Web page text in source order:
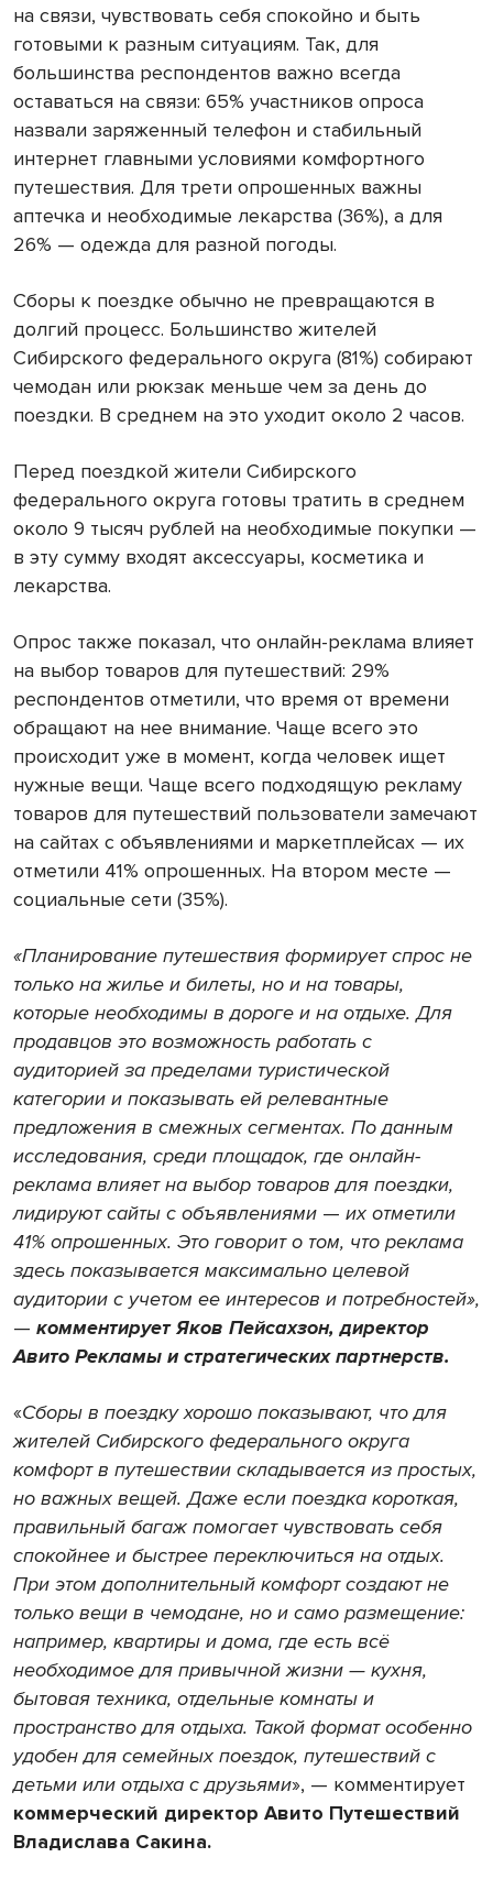
на связи, чувствовать себя спокойно и быть
готовыми к разным ситуациям. Так, для
большинства респондентов важно всегда
оставаться на связи: 65% участников опроса
назвали заряженный телефон и стабильный
интернет главными условиями комфортного
путешествия. Для трети опрошенных важны
аптечка и необходимые лекарства (36%), а для
26% — одежда для разной погоды.
Сборы к поездке обычно не превращаются в
долгий процесс. Большинство жителей
Сибирского федерального округа (81%) собирают
чемодан или рюкзак меньше чем за день до
поездки. В среднем на это уходит около 2 часов.
Перед поездкой жители Сибирского
федерального округа готовы тратить в среднем
около 9 тысяч рублей на необходимые покупки —
в эту сумму входят аксессуары, косметика и
лекарства.
Опрос также показал, что онлайн-реклама влияет
на выбор товаров для путешествий: 29%
респондентов отметили, что время от времени
обращают на нее внимание. Чаще всего это
происходит уже в момент, когда человек ищет
нужные вещи. Чаще всего подходящую рекламу
товаров для путешествий пользователи замечают
на сайтах с объявлениями и маркетплейсах — их
отметили 41% опрошенных. На втором месте —
социальные сети (35%).
«Планирование путешествия формирует спрос не
только на жилье и билеты, но и на товары,
которые необходимы в дороге и на отдыхе. Для
продавцов это возможность работать с
аудиторией за пределами туристической
категории и показывать ей релевантные
предложения в смежных сегментах. По данным
исследования, среди площадок, где онлайн-
реклама влияет на выбор товаров для поездки,
лидируют сайты с объявлениями — их отметили
41% опрошенных. Это говорит о том, что реклама
здесь показывается максимально целевой
аудитории с учетом ее интересов и потребностей»,
— комментирует Яков Пейсахзон, директор
Авито Рекламы и стратегических партнерств.
«Сборы в поездку хорошо показывают, что для
жителей Сибирского федерального округа
комфорт в путешествии складывается из простых,
но важных вещей. Даже если поездка короткая,
правильный багаж помогает чувствовать себя
спокойнее и быстрее переключиться на отдых.
При этом дополнительный комфорт создают не
только вещи в чемодане, но и само размещение:
например, квартиры и дома, где есть всё
необходимое для привычной жизни — кухня,
бытовая техника, отдельные комнаты и
пространство для отдыха. Такой формат особенно
удобен для семейных поездок, путешествий с
детьми или отдыха с друзьями», — комментирует
коммерческий директор Авито Путешествий
Владислава Сакина.